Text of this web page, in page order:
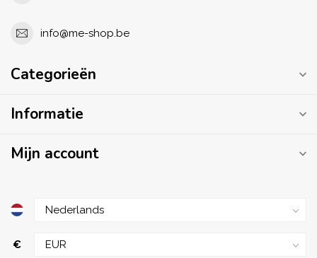
info@me-shop.be
Categorieën
Informatie
Mijn account
€